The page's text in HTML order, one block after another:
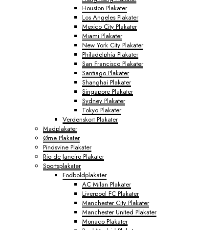
Houston Plakater
Los Angeles Plakater
Mexico City Plakater
Miami Plakater
New York City Plakater
Philadelphia Plakater
San Francisco Plakater
Santiago Plakater
Shanghai Plakater
Singapore Plakater
Sydney Plakater
Tokyo Plakater
Verdenskort Plakater
Madplakater
Ørne Plakater
Pindsvine Plakater
Rio de Janeiro Plakater
Sportsplakater
Fodboldplakater
AC Milan Plakater
Liverpool FC Plakater
Manchester City Plakater
Manchester United Plakater
Monaco Plakater